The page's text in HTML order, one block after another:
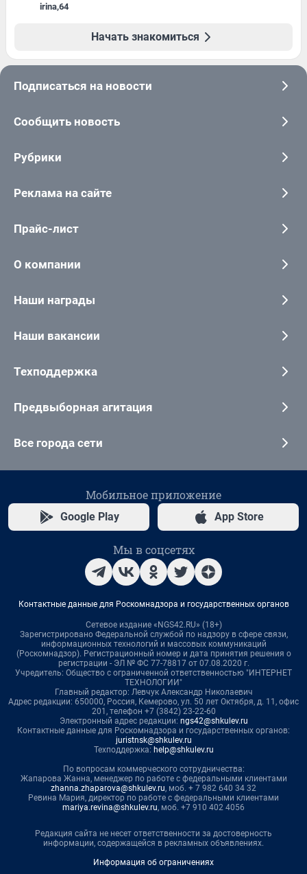
irina,64
Начать знакомиться
Подписаться на новости
Сообщить новость
Рубрики
Реклама на сайте
Прайс-лист
О компании
Наши награды
Наши вакансии
Техподдержка
Предвыборная агитация
Все города сети
Мобильное приложение
Google Play App Store
Мы в соцсетях
Контактные данные для Роскомнадзора и государственных органов
Сетевое издание «NGS42.RU» (18+)
Зарегистрировано Федеральной службой по надзору в сфере связи,
информационных технологий и массовых коммуникаций
(Роскомнадзор). Регистрационный номер и дата принятия решения о
регистрации - ЭЛ № ФС 77-78817 от 07.08.2020 г.
Учредитель: Общество с ограниченной ответственностью "ИНТЕРНЕТ
ТЕХНОЛОГИИ"
Главный редактор: Левчук Александр Николаевич
Адрес редакции: 650000, Россия, Кемерово, ул. 50 лет Октября, д. 11, офис
201, телефон +7 (3842) 23-22-60
Электронный адрес редакции: ngs42@shkulev.ru
Контактные данные для Роскомнадзора и государственных органов:
juristnsk@shkulev.ru
Техподдержка: help@shkulev.ru
По вопросам коммерческого сотрудничества:
Жапарова Жанна, менеджер по работе с федеральными клиентами
zhanna.zhaparova@shkulev.ru, моб. + 7 982 640 34 32
Ревина Мария, директор по работе с федеральными клиентами
mariya.revina@shkulev.ru, моб. +7 910 402 4056
Редакция сайта не несет ответственности за достоверность
информации, содержащейся в рекламных объявлениях.
Информация об ограничениях